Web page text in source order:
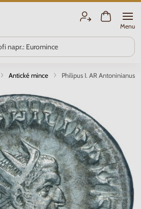
Menu
Antické mince Philipus I. AR Antoninianus